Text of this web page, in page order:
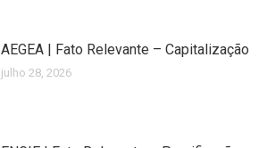
AEGEA | Fato Relevante – Capitalização
julho 28, 2026